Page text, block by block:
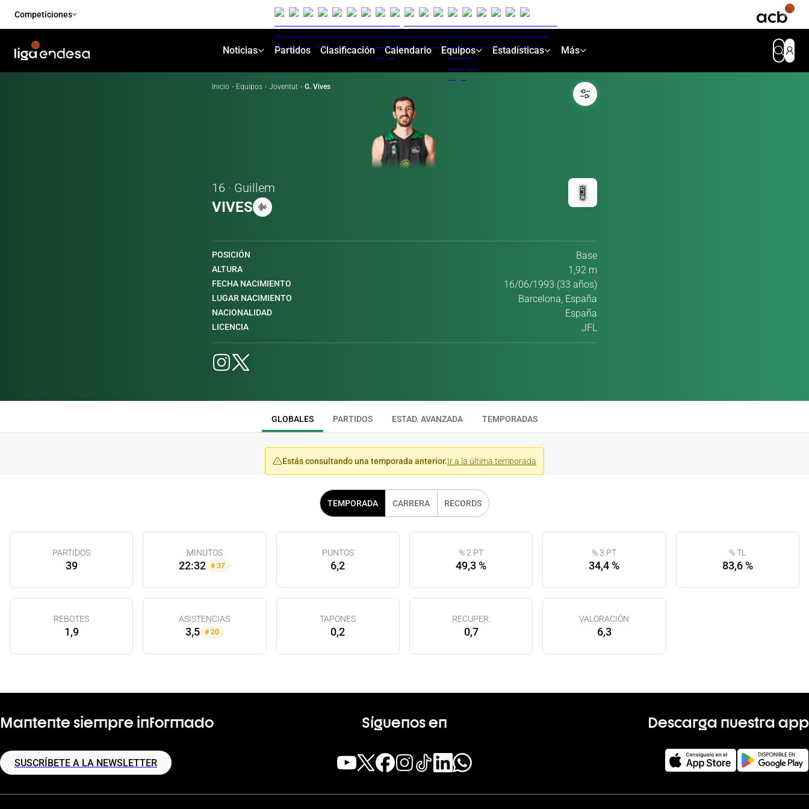
Competiciones
Noticias Partidos Clasificación Calendario Equipos Estadísticas Más
Inicio · Equipos · Joventut · G. Vives
16 · Guillem
VIVES
POSICIÓN Base
ALTURA 1,92 m
FECHA NACIMIENTO 16/06/1993 (33 años)
LUGAR NACIMIENTO Barcelona, España
NACIONALIDAD España
LICENCIA JFL
GLOBALES PARTIDOS ESTAD. AVANZADA TEMPORADAS
Estás consultando una temporada anterior.Ir a la última temporada
TEMPORADA CARRERA RECORDS
PARTIDOS
39
MINUTOS
22:32 #37
PUNTOS
6,2
% 2 PT
49,3 %
% 3 PT
34,4 %
% TL
83,6 %
REBOTES
1,9
ASISTENCIAS
3,5 # 20
TAPONES
0,2
RECUPER.
0,7
VALORACIÓN
6,3
Mantente siempre informado
SUSCRÍBETE A LA NEWSLETTER
Síguenos en Descarga nuestra app